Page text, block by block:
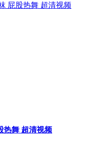
屁股热舞 超清视频
热舞 超清视频